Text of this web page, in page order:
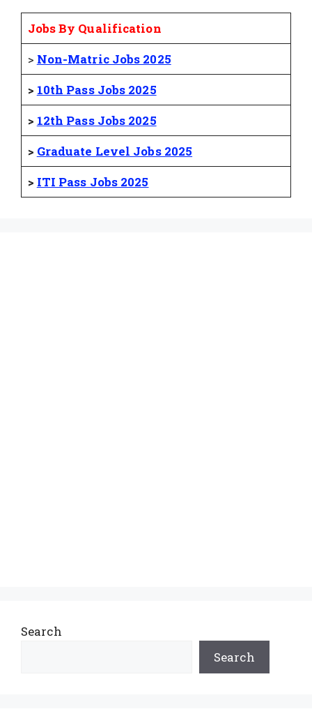
Jobs By Qualification
> Non-Matric Jobs 2025
> 10th Pass Jobs 2025
> 12th Pass Jobs 2025
> Graduate Level Jobs 2025
> ITI Pass Jobs 2025
Search
Search